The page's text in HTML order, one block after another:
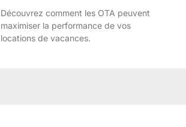
Découvrez comment les OTA peuvent
maximiser la performance de vos
locations de vacances.